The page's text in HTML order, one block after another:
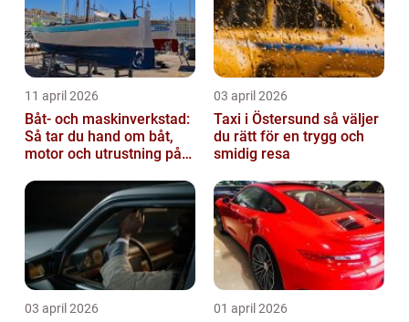
11 april 2026
Båt- och maskinverkstad:
Så tar du hand om båt,
motor och utrustning på
03 april 2026
Taxi i Östersund så väljer
du rätt för en trygg och
smidig resa
03 april 2026 01 april 2026